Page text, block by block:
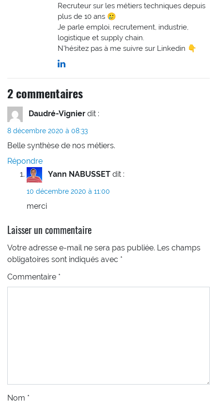
Recruteur sur les métiers techniques depuis
plus de 10 ans 🥲
Je parle emploi, recrutement, industrie,
logistique et supply chain.
N'hésitez pas à me suivre sur Linkedin 👇
2 commentaires
Daudré-Vignier dit :
8 décembre 2020 à 08:33
Belle synthèse de nos métiers.
Répondre
Yann NABUSSET dit :
10 décembre 2020 à 11:00
merci
Laisser un commentaire
Votre adresse e-mail ne sera pas publiée. Les champs
obligatoires sont indiqués avec *
Commentaire *
Nom *